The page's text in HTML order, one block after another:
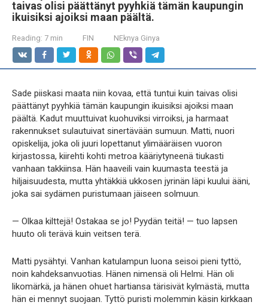
taivas olisi päättänyt pyyhkiä tämän kaupungin
ikuisiksi ajoiksi maan päältä.
Reading: 7 min FIN NEknya Ginya
Sade piiskasi maata niin kovaa, että tuntui kuin taivas olisi
päättänyt pyyhkiä tämän kaupungin ikuisiksi ajoiksi maan
päältä. Kadut muuttuivat kuohuviksi virroiksi, ja harmaat
rakennukset sulautuivat sinertävään sumuun. Matti, nuori
opiskelija, joka oli juuri lopettanut ylimääräisen vuoron
kirjastossa, kiirehti kohti metroa kääriytyneenä tiukasti
vanhaan takkiinsa. Hän haaveili vain kuumasta teestä ja
hiljaisuudesta, mutta yhtäkkiä ukkosen jyrinän läpi kuului ääni,
joka sai sydämen puristumaan jäiseen solmuun.
— Olkaa kilttejä! Ostakaa se jo! Pyydän teitä! — tuo lapsen
huuto oli terävä kuin veitsen terä.
Matti pysähtyi. Vanhan katulampun luona seisoi pieni tyttö,
noin kahdeksanvuotias. Hänen nimensä oli Helmi. Hän oli
likomärkä, ja hänen ohuet hartiansa tärisivät kylmästä, mutta
hän ei mennyt suojaan. Tyttö puristi molemmin käsin kirkkaan